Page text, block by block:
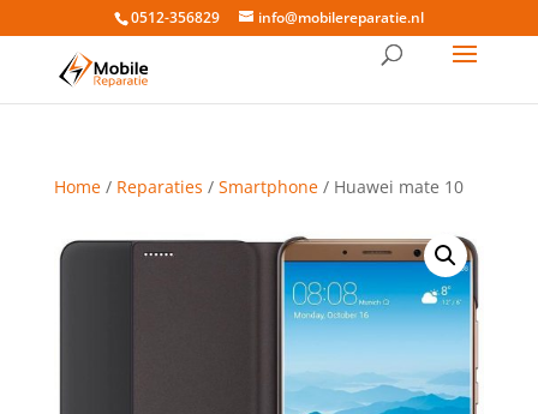
0512-356829 info@mobilereparatie.nl
Home/ Reparaties / Smartphone/ Huawei mate 10